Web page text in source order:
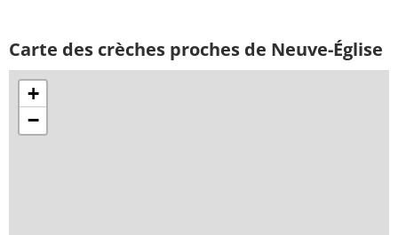
Carte des crèches proches de Neuve-Église
+
−